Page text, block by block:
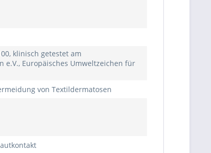
klinisch getestet am
Europäisches Umweltzeichen für
von Textildermatosen